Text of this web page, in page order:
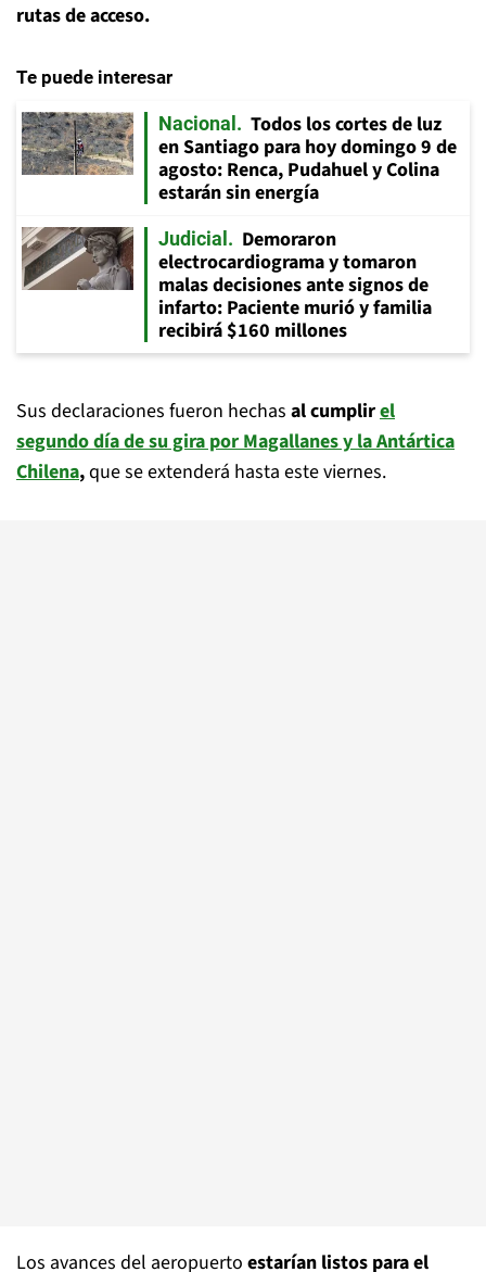
rutas de acceso.
Te puede interesar
Nacional
Todos los cortes de luz
en Santiago para hoy domingo 9 de
agosto: Renca, Pudahuel y Colina
estarán sin energía
Judicial
Demoraron
electrocardiograma y tomaron
malas decisiones ante signos de
infarto: Paciente murió y familia
recibirá $160 millones
Sus declaraciones fueron hechas al cumplirel
segundo día de su gira por Magallanes y la Antártica
Chilena,que se extenderá hasta este viernes.
Los avances del aeropuerto estarían listos para el